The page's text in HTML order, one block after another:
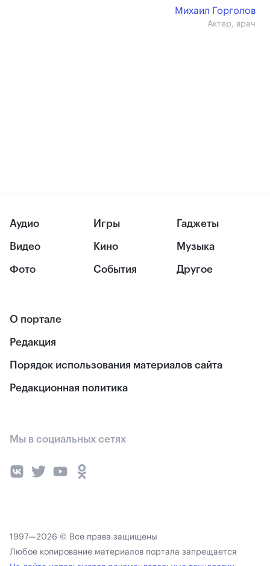
Михаил Горголов
Актер, врач
Аудио
Видео
Фото
Игры
Кино
События
Гаджеты
Музыка
Другое
О портале
Редакция
Порядок использования материалов сайта
Редакционная политика
Мы в социальных сетях
1997—2026 © Все права защищены
Любое копирование материалов портала запрещается